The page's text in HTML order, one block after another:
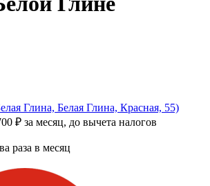
Глина, Белая Глина, Красная, 55)
₽ за месяц, до вычета налогов
раза в месяц